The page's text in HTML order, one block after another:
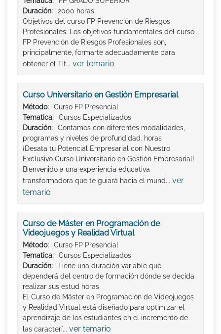
Duración:
2000 horas
Objetivos del curso FP Prevención de Riesgos
Profesionales: Los objetivos fundamentales del curso
FP Prevención de Riesgos Profesionales son,
principalmente, formarte adecuadamente para
obtener el Tit... ver temario
Curso Universitario en Gestión Empresarial
Método:
Curso FP Presencial
Tematica:
Cursos Especializados
Duración:
Contamos con diferentes modalidades,
programas y niveles de profundidad. horas
¡Desata tu Potencial Empresarial con Nuestro
Exclusivo Curso Universitario en Gestión Empresarial!
Bienvenido a una experiencia educativa
transformadora que te guiará hacia el mund... ver
temario
Curso de Máster en Programación de
Videojuegos y Realidad Virtual
Método:
Curso FP Presencial
Tematica:
Cursos Especializados
Duración:
Tiene una duración variable que
dependerá del centro de formación dónde se decida
realizar sus estud horas
El Curso de Máster en Programación de Videojuegos
y Realidad Virtual está diseñado para optimizar el
aprendizaje de los estudiantes en el incremento de
las caracterí... ver temario